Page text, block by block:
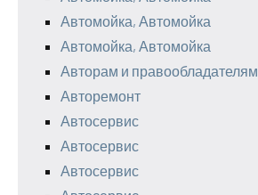
Автомойка, Автомойка
Автомойка, Автомойка
Авторам и правообладателям
Авторемонт
Автосервис
Автосервис
Автосервис